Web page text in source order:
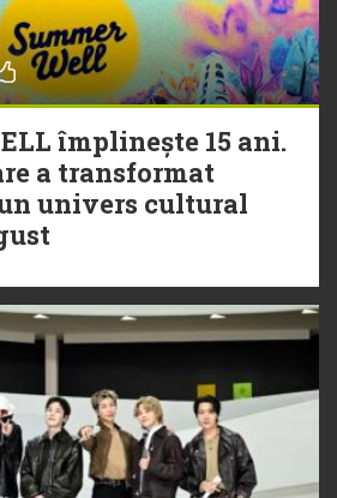
împlinește 15 ani.
a transformat
univers cultural